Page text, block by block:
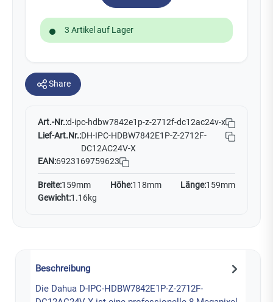
3 Artikel auf Lager
Share
Art.-Nr.:d-ipc-hdbw7842e1p-z-2712f-dc12ac24v-x
Lief-Art.Nr.:DH-IPC-HDBW7842E1P-Z-2712F-
DC12AC24V-X
EAN:6923169759623
Breite:159mm Höhe:118mm Länge:159mm
Gewicht:1.16kg
Beschreibung
Die Dahua D-IPC-HDBW7842E1P-Z-2712F-